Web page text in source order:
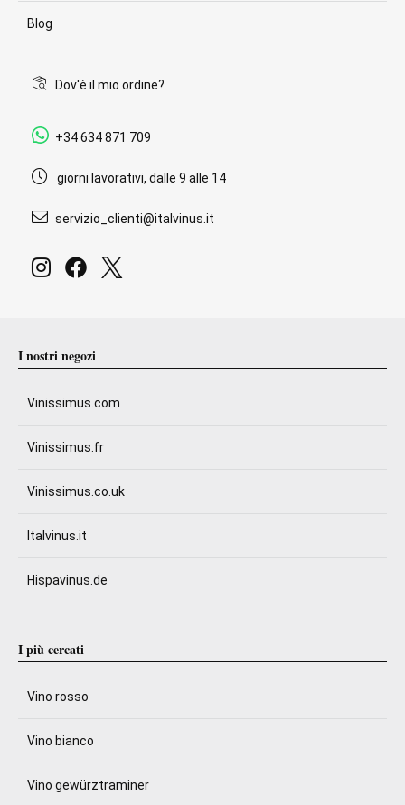
Blog
Dov'è il mio ordine?
+34 634 871 709
giorni lavorativi, dalle 9 alle 14
servizio_clienti@italvinus.it
I nostri negozi
Vinissimus.com
Vinissimus.fr
Vinissimus.co.uk
Italvinus.it
Hispavinus.de
I più cercati
Vino rosso
Vino bianco
Vino gewürztraminer